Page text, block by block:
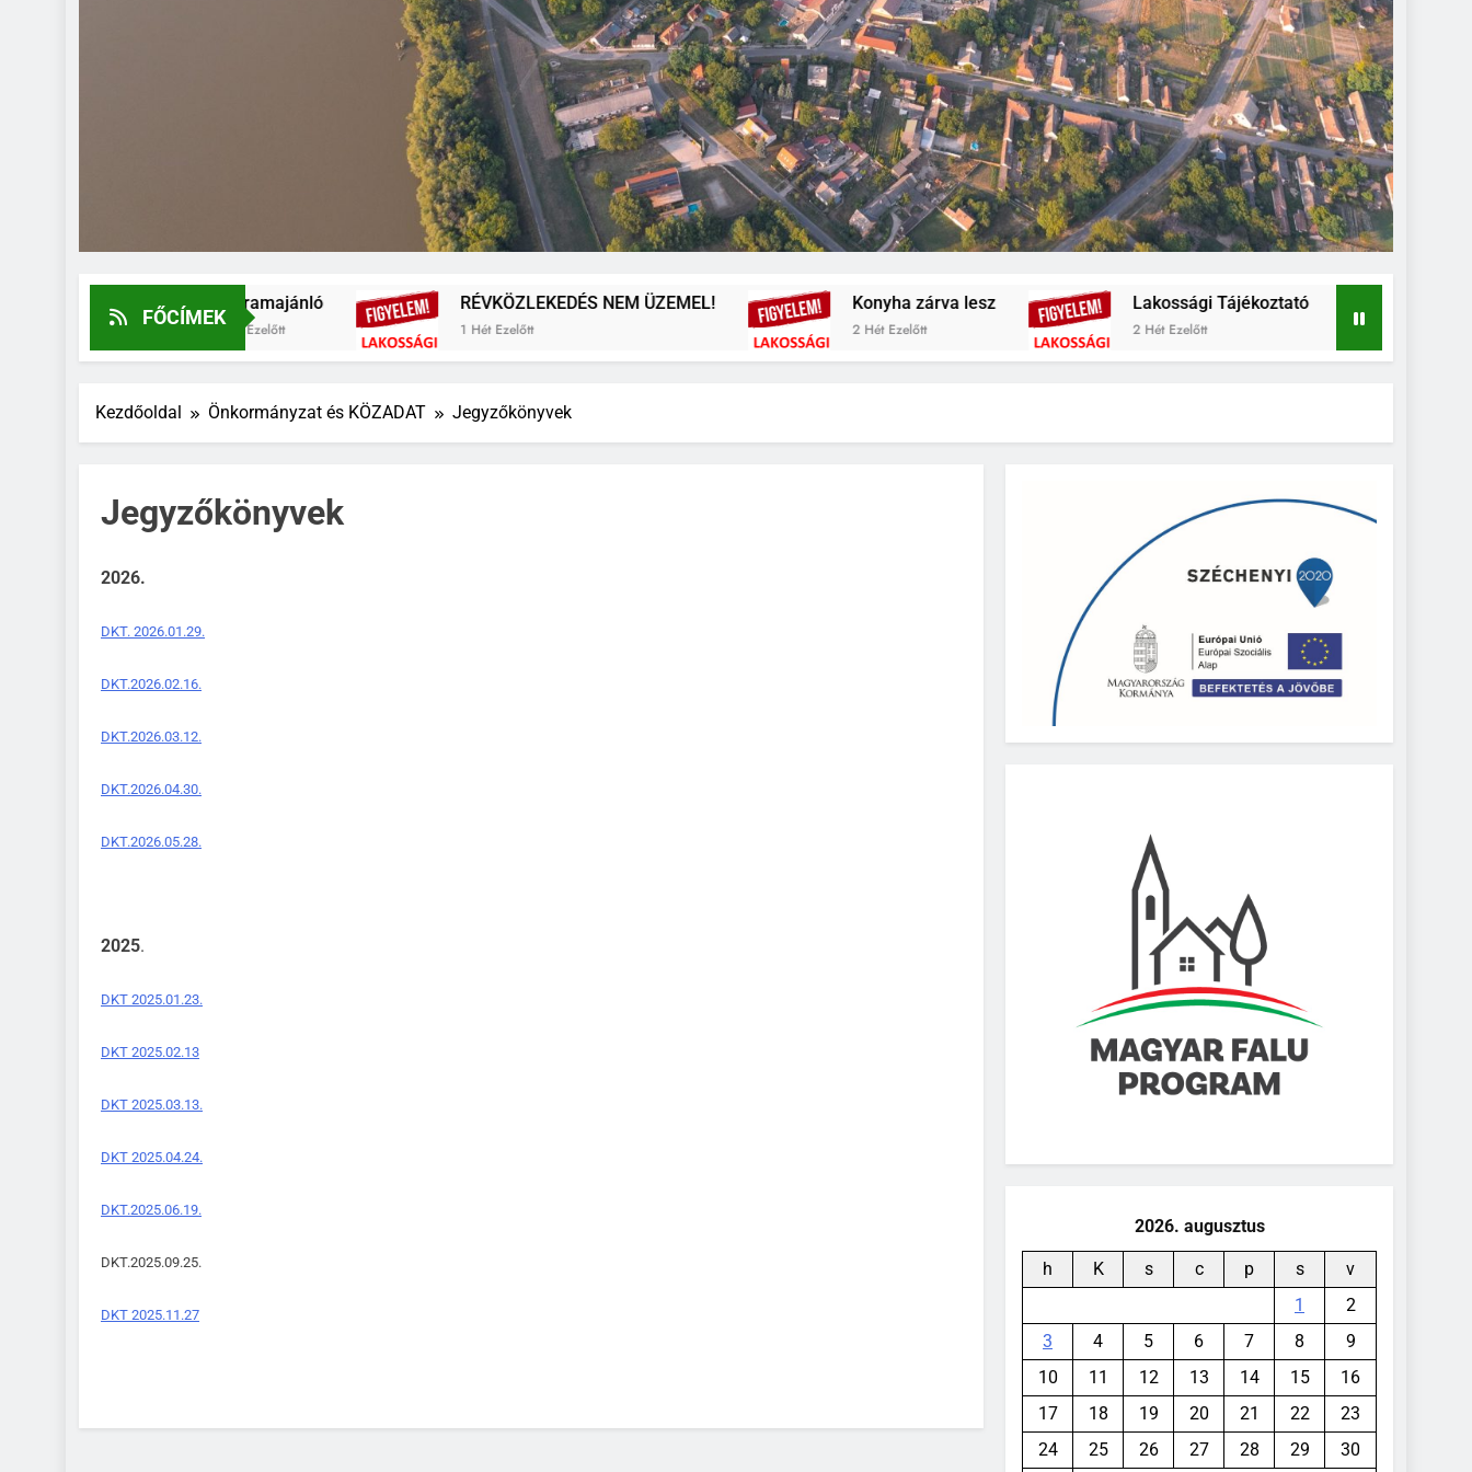
FŐCÍMEK
Programajánló
6 Nap Ezelőtt
RÉVKÖZLEKEDÉS NEM ÜZEMEL!
1 Hét Ezelőtt
Konyha zárva lesz
2 Hét Ezelőtt
Lakossági Tájékoztató
2 Hét Ezelőtt
Kezdőoldal Önkormányzat és KÖZADAT Jegyzőkönyvek
Jegyzőkönyvek
2026.
DKT. 2026.01.29.
DKT.2026.02.16.
DKT.2026.03.12.
DKT.2026.04.30.
DKT.2026.05.28.
2025.
DKT 2025.01.23.
DKT 2025.02.13
DKT 2025.03.13.
DKT 2025.04.24.
DKT.2025.06.19.
DKT.2025.09.25.
DKT 2025.11.27
2026. augusztus
h K s c p s
v
1
2
3
4 5 6 7 8
9
10
11 12 13 14 15
16
17
18 19 20 21 22
23
24
25 26 27 28 29 30